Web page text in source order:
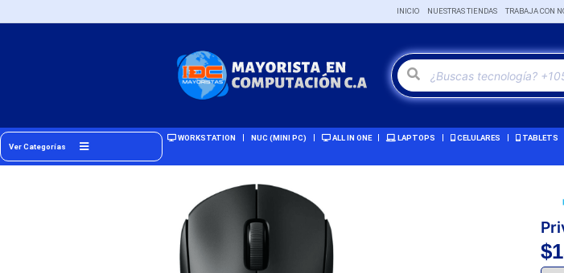
INICIO NUESTRAS TIENDAS TRABAJA CON
Ver Categorías
WORKSTATION NUC (MINI PC) ALL IN ONE LAPTOPS CELULARES TABLETS
$